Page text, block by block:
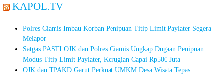
KAPOL.TV
Polres Ciamis Imbau Korban Penipuan Titip Limit Paylater Segera
Melapor
Satgas PASTI OJK dan Polres Ciamis Ungkap Dugaan Penipuan
Modus Titip Limit Paylater, Kerugian Capai Rp500 Juta
OJK dan TPAKD Garut Perkuat UMKM Desa Wisata Tepas